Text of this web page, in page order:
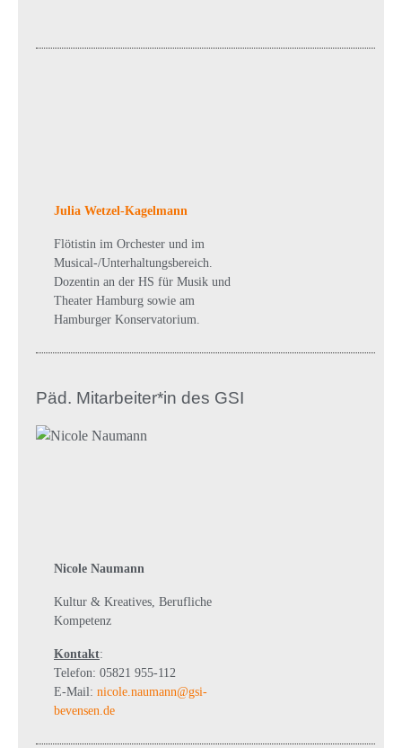
Julia Wetzel-Kagelmann
Flötistin im Orchester und im
Musical-/Unterhaltungsbereich.
Dozentin an der HS für Musik und
Theater Hamburg sowie am
Hamburger Konservatorium.
Päd. Mitarbeiter*in des GSI
Nicole Naumann
Kultur & Kreatives, Berufliche
Kompetenz
Kontakt:
Telefon: 05821 955-112
E-Mail: nicole.naumann@gsi-
bevensen.de